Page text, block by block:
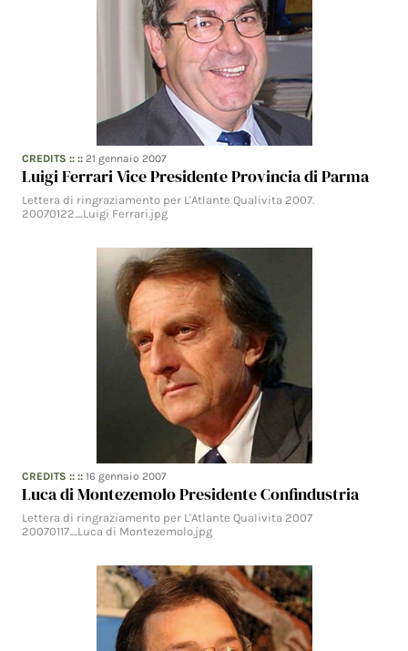
CREDITS :: ::21 gennaio 2007
Luigi Ferrari Vice Presidente Provincia di Parma
Lettera di ringraziamento per L'Atlante Qualivita 2007.
20070122_Luigi Ferrari.jpg
CREDITS :: ::16 gennaio 2007
Luca di Montezemolo Presidente Confindustria
Lettera di ringraziamento per L'Atlante Qualivita 2007
20070117_Luca di Montezemolo.jpg